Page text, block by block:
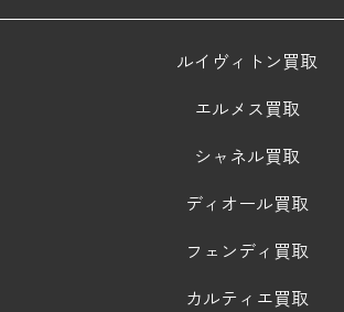
ルイヴィトン買取
エルメス買取
シャネル買取
ディオール買取
フェンディ買取
カルティエ買取